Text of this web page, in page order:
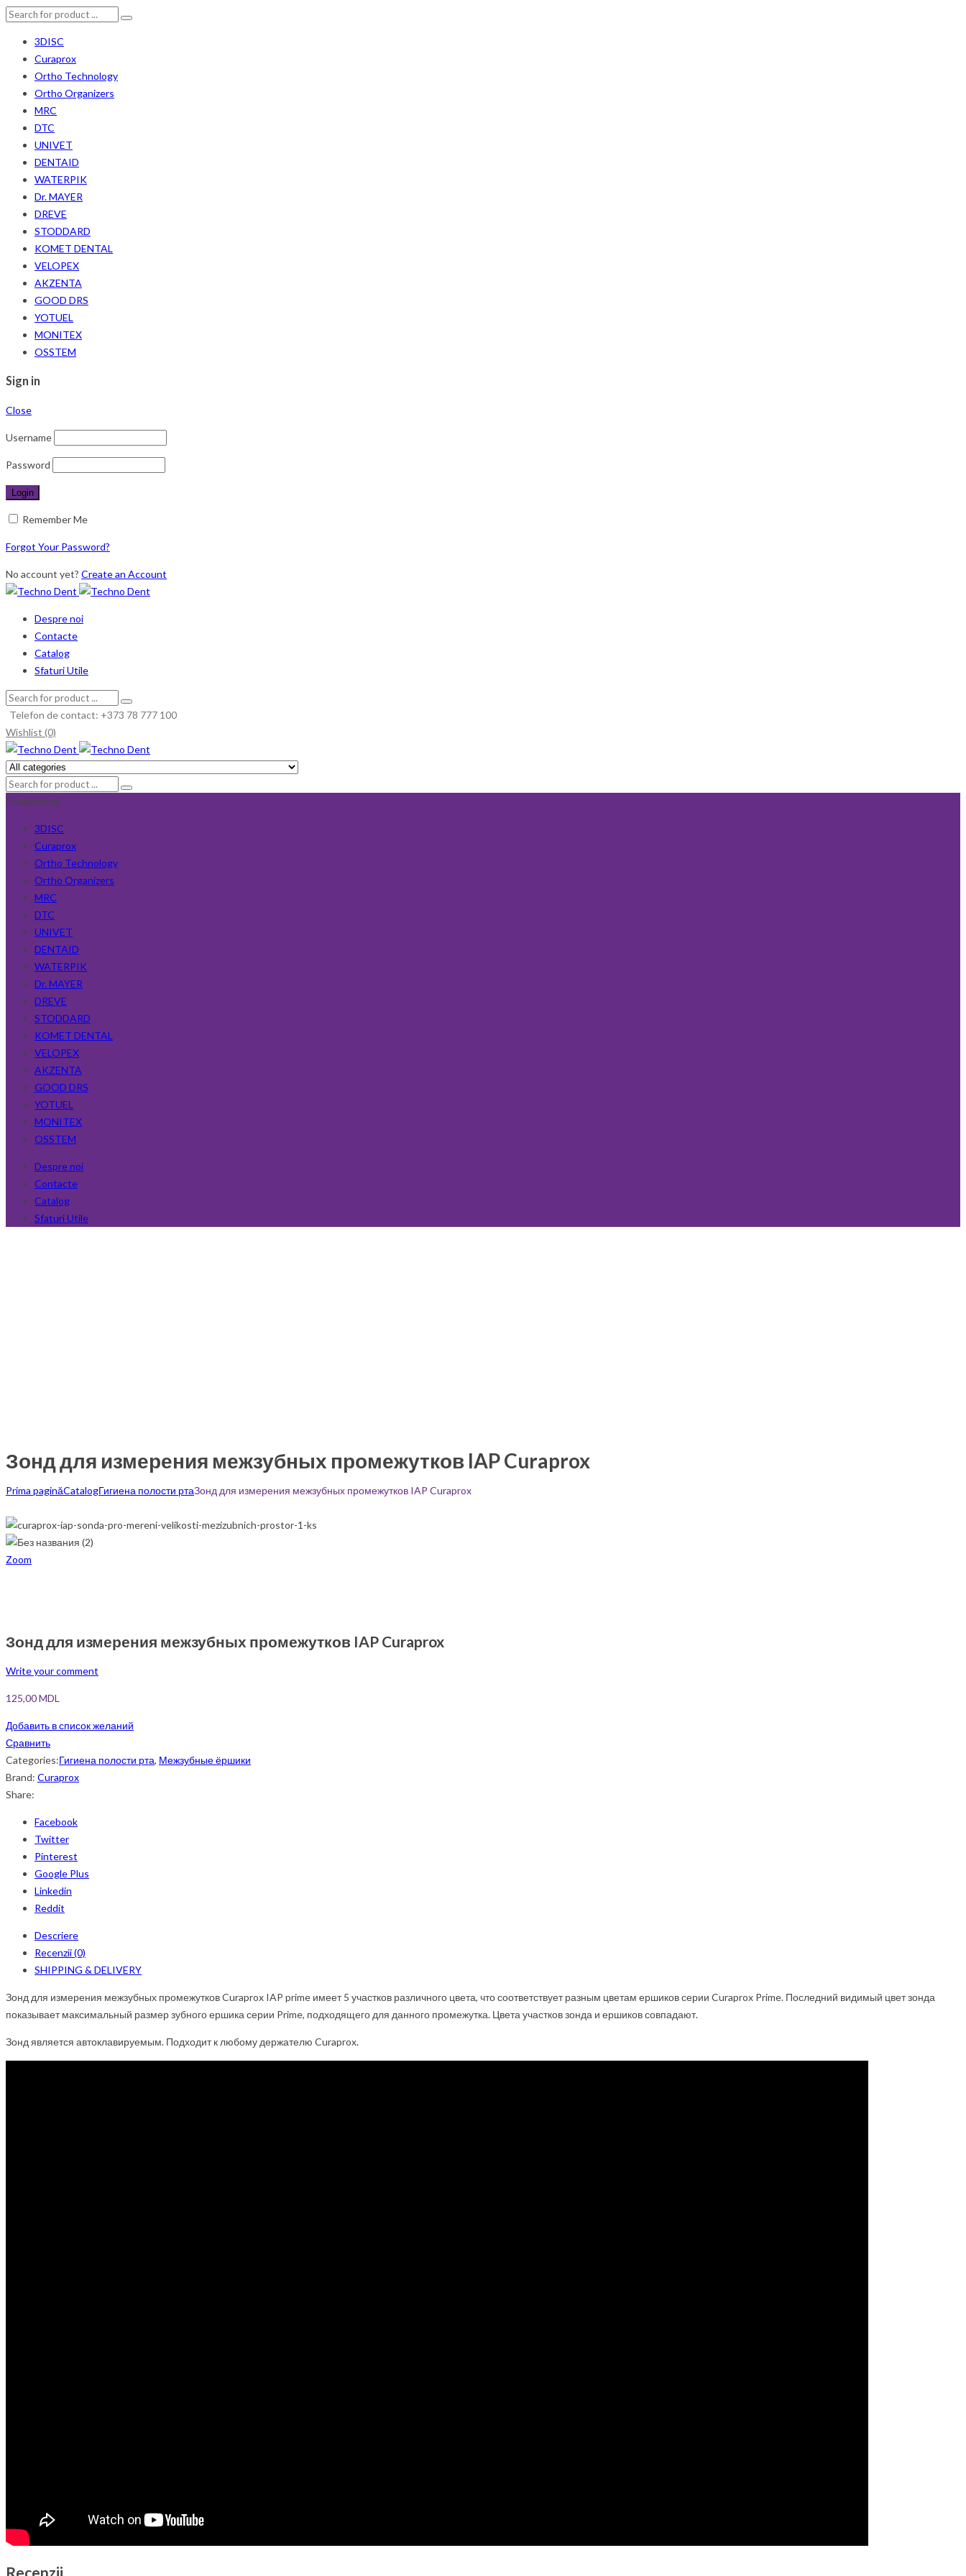
3DISC
Curaprox
Ortho Technology
Ortho Organizers
MRC
DTC
UNIVET
DENTAID
WATERPIK
Dr. MAYER
DREVE
STODDARD
KOMET DENTAL
VELOPEX
AKZENTA
GOOD DRS
YOTUEL
MONITEX
OSSTEM
Sign in
Close
Username
Password
Remember Me
Forgot Your Password?
No account yet? Create an Account
Despre noi
Contacte
Catalog
Sfaturi Utile
Telefon de contact: +373 78 777 100
Wishlist (0)
Producători
3DISC
Curaprox
Ortho Technology
Ortho Organizers
MRC
DTC
UNIVET
DENTAID
WATERPIK
Dr. MAYER
DREVE
STODDARD
KOMET DENTAL
VELOPEX
AKZENTA
GOOD DRS
YOTUEL
MONITEX
OSSTEM
Despre noi
Contacte
Catalog
Sfaturi Utile
Зонд для измерения межзубных промежутков IAP Curaprox
Prima paginăCatalogГигиена полости ртаЗонд для измерения межзубных промежутков IAP Curaprox
Zoom
Зонд для измерения межзубных промежутков IAP Curaprox
Write your comment
125,00MDL
Добавить в список желаний
Сравнить
Categories:Гигиена полости рта, Межзубные ёршики
Brand: Curaprox
Share:
Facebook
Twitter
Pinterest
Google Plus
Linkedin
Reddit
Descriere
Recenzii (0)
SHIPPING & DELIVERY
Зонд для измерения межзубных промежутков Curaprox IAP prime имеет 5 участков различного цвета, что соответствует разным цветам ершиков серии Curaprox Prime. Последний видимый цвет зонда
показывает максимальный размер зубного ершика серии Prime, подходящего для данного промежутка. Цвета участков зонда и ершиков совпадают.
Зонд является автоклавируемым. Подходит к любому держателю Curaprox.
Recenzii